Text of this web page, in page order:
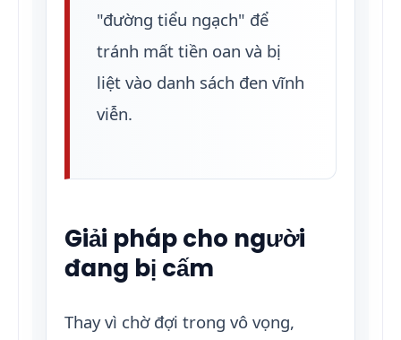
"đường tiểu ngạch" để
tránh mất tiền oan và bị
liệt vào danh sách đen vĩnh
viễn.
Giải pháp cho người
đang bị cấm
Thay vì chờ đợi trong vô vọng,